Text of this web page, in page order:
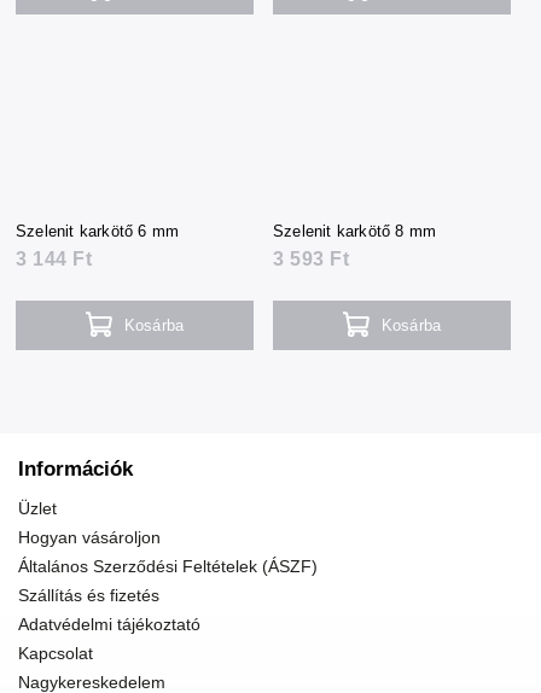
Szelenit karkötő 6 mm
3 144 Ft
Kosárba
Szelenit karkötő 8 mm
3 593 Ft
Kosárba
Információk
Üzlet
Hogyan vásároljon
Általános Szerződési Feltételek (ÁSZF)
Szállítás és fizetés
Adatvédelmi tájékoztató
Kapcsolat
Nagykereskedelem